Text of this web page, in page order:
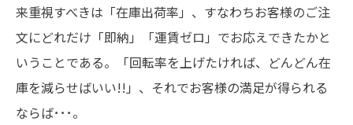
来重視すべきは「在庫出荷率」、すなわちお客様のご注
文にどれだけ「即納」「運賃ゼロ」でお応えできたかと
いうことである。「回転率を上げたければ、どんどん在
庫を減らせばいい!!」、それでお客様の満足が得られる
ならば･･･。